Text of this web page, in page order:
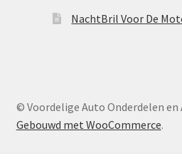
NachtBril Voor De
© Voordelige Auto Onderdelen en
Gebouwd met WooCommerce.